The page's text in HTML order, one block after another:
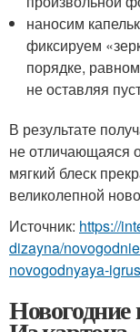
наносим
фиксируем
порядке,
не оставляя
В результате
не отличающаяся
мягкий блеск
великолепной
Источник: https://
dizayna/
novogodnyaya-